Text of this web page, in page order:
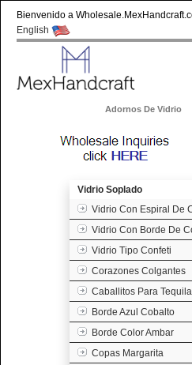
Bienvenido a
English
Adornos De Vidrio
Vidrio Soplado
Vidrio Con Espiral De
Vidrio Con Borde De
Vidrio Tipo Confeti
Corazones Colgantes
Caballitos Para Tequila
Borde Azul Cobalto
Borde Color Ambar
Copas Margarita